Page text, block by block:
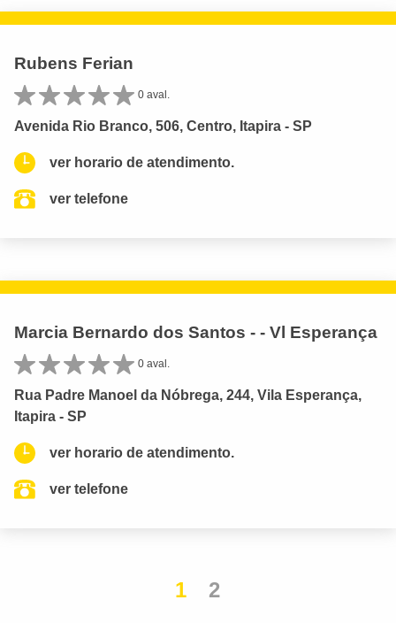
Rubens Ferian
0 aval.
Avenida Rio Branco, 506, Centro, Itapira - SP
ver horario de atendimento.
ver telefone
Marcia Bernardo dos Santos - - Vl Esperança
0 aval.
Rua Padre Manoel da Nóbrega, 244, Vila Esperança,
Itapira - SP
ver horario de atendimento.
ver telefone
1 2